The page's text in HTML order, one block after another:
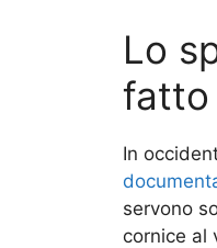
Lo
fatto
In
servono
cornice al